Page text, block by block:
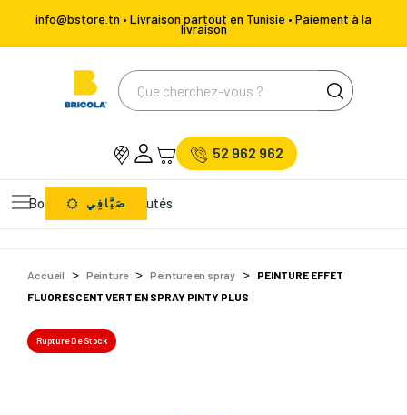
info@bstore.tn • Livraison partout en Tunisie • Paiement à la
livraison
52 962 962
Bons Plans Nouveautés
صَيَّافِي
Accueil Peinture Peinture en spray
PEINTURE EFFET
FLUORESCENT VERT EN SPRAY PINTY PLUS
Rupture De Stock